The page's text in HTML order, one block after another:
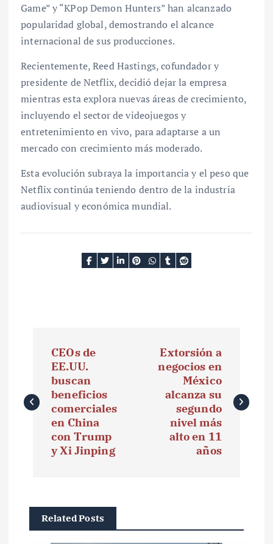
Game” y “KPop Demon Hunters” han alcanzado
popularidad global, demostrando el alcance
internacional de sus producciones.
Recientemente, Reed Hastings, cofundador y
presidente de Netflix, decidió dejar la empresa
mientras esta explora nuevas áreas de crecimiento,
incluyendo el sector de videojuegos y
entretenimiento en vivo, para adaptarse a un
mercado con crecimiento más moderado.
Esta evolución subraya la importancia y el peso que
Netflix continúa teniendo dentro de la industria
audiovisual y económica mundial.
v
e
ó
CEOs de
EE.UU.
buscan
beneficios
comerciales
en China
con Trump
y Xi Jinping
Extorsión a
negocios en
México
alcanza su
segundo
nivel más
alto en 11
años
Related Posts